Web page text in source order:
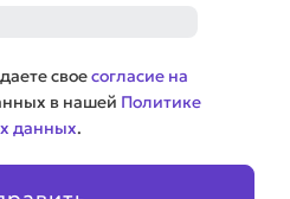
своесогласие на
в нашей Политике
данных.